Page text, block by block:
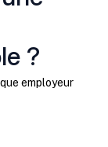
?
employeur